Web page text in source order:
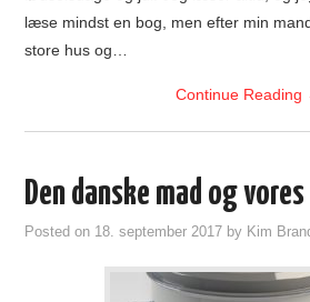
læse mindst en bog, men efter min
store hus og…
Continue Reading
Den danske mad og vores
Posted on 18. september 2017 by Kim